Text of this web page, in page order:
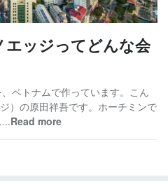
エッジってどんな会
ベトナムで作っています。こん
）の原田祥吾です。ホーチミンで
Read more